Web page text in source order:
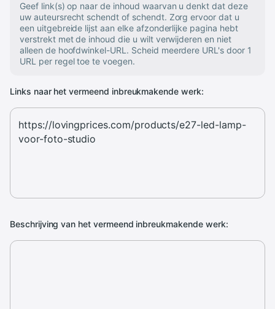
Geef link(s) op naar de inhoud waarvan u denkt dat deze
uw auteursrecht schendt of schendt. Zorg ervoor dat u
een uitgebreide lijst aan elke afzonderlijke pagina hebt
verstrekt met de inhoud die u wilt verwijderen en niet
alleen de hoofdwinkel-URL. Scheid meerdere URL's door 1
URL per regel toe te voegen.
Links naar het vermeend inbreukmakende werk:
Beschrijving van het vermeend inbreukmakende werk: